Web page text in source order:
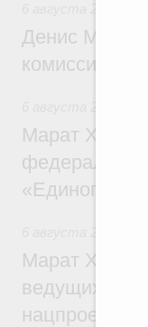
Денис
комиссии по
Марат
«Единого
Марат
ведущих к
нацпроекту